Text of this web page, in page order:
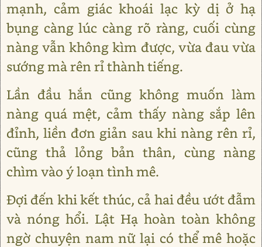
mạnh, cảm giác khoái lạc kỳ dị ở hạ
bụng càng lúc càng rõ ràng, cuối cùng
nàng vẫn không kìm được, vừa đau vừa
sướng mà rên rỉ thành tiếng.
Lần đầu hắn cũng không muốn làm
nàng quá mệt, cảm thấy nàng sắp lên
đỉnh, liền đơn giản sau khi nàng rên rỉ,
cũng thả lỏng bản thân, cùng nàng
chìm vào ý loạn tình mê.
Đợi đến khi kết thúc, cả hai đều ướt đẫm
và nóng hổi. Lật Hạ hoàn toàn không
ngờ chuyện nam nữ lại có thể mê hoặc